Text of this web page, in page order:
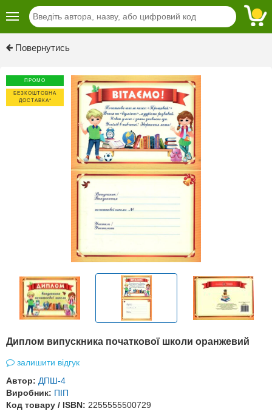
Повернутись
ПРОМО
БЕЗКОШТОВНА
ДОСТАВКА*
Диплом випускника початкової школи оранжевий
залишити відгук
Автор: ДПШ-4
Виробник: ПІП
Код товару / ISBN: 2255555500729